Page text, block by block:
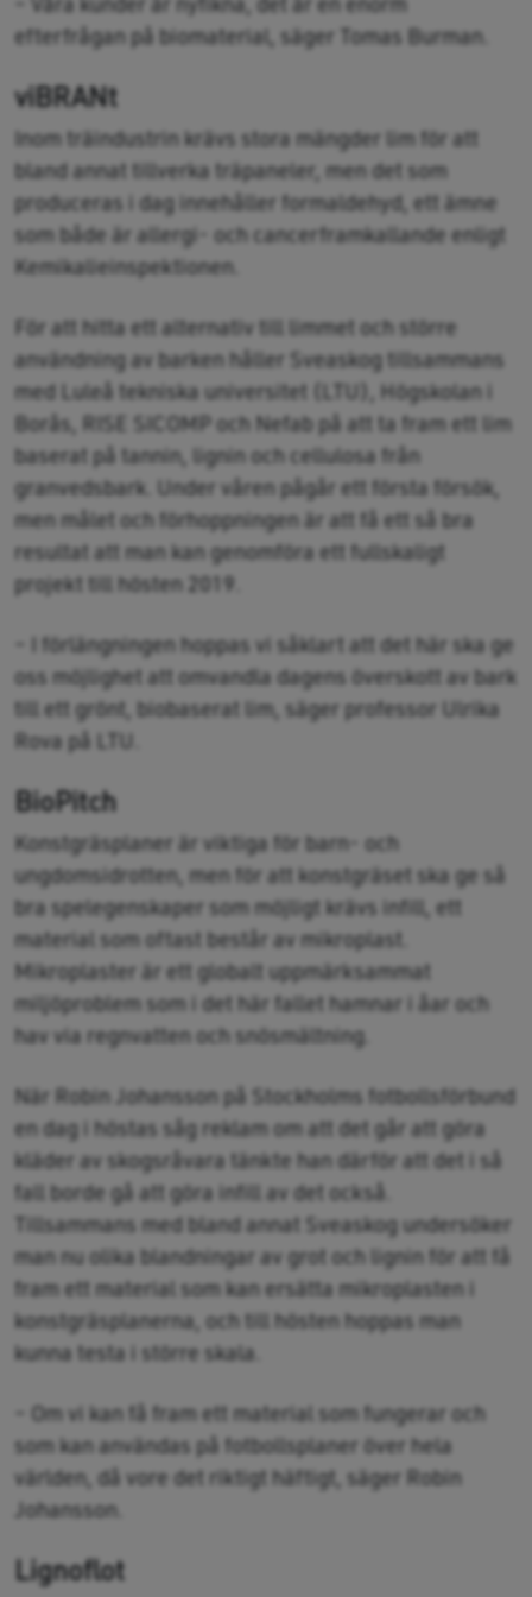
efterfrågan på biomaterial, säger Tomas Burman.
viBRANt
Inom träindustrin krävs stora mängder lim för att
bland annat tillverka träpaneler, men det som
produceras i dag innehåller formaldehyd, ett ämne
som både är allergi- och cancerframkallande enligt
Kemikalieinspektionen.
För att hitta ett alternativ till limmet och större
användning av barken håller Sveaskog tillsammans
med Luleå tekniska universitet (LTU), Högskolan i
Borås, RISE SICOMP och Nefab på att ta fram ett lim
baserat på tannin, lignin och cellulosa från
granvedsbark. Under våren pågår ett första försök,
men målet och förhoppningen är att få ett så bra
resultat att man kan genomföra ett fullskaligt
projekt till hösten 2019.
– I förlängningen hoppas vi såklart att det här ska ge
oss möjlighet att omvandla dagens överskott av bark
till ett grönt, biobaserat lim, säger professor Ulrika
Rova på LTU.
BioPitch
Konstgräsplaner är viktiga för barn- och
ungdomsidrotten, men för att konstgräset ska ge så
bra spelegenskaper som möjligt krävs infill, ett
material som oftast består av mikroplast.
Mikroplaster är ett globalt uppmärksammat
miljöproblem som i det här fallet hamnar i åar och
hav via regnvatten och snösmältning.
När Robin Johansson på Stockholms fotbollsförbund
en dag i höstas såg reklam om att det går att göra
kläder av skogsråvara tänkte han därför att det i så
fall borde gå att göra infill av det också.
Tillsammans med bland annat Sveaskog undersöker
man nu olika blandningar av grot och lignin för att få
fram ett material som kan ersätta mikroplasten i
konstgräsplanerna, och till hösten hoppas man
kunna testa i större skala.
– Om vi kan få fram ett material som fungerar och
som kan användas på fotbollsplaner över hela
världen, då vore det riktigt häftigt, säger Robin
Johansson.
Lignoflot